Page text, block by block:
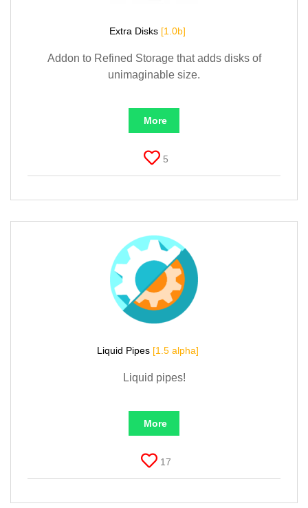
Extra Disks [1.0b]
Addon to Refined Storage that adds disks of
unimaginable size.
More
5
Liquid Pipes [1.5 alpha]
Liquid pipes!
More
17